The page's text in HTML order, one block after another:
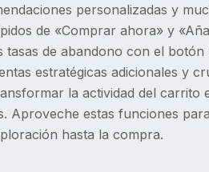
personalizadas y
de «Comprar ahora» y
de abandono con el
estratégicas adicionales y
la actividad del carrito
Aproveche estas funciones
hasta la compra.